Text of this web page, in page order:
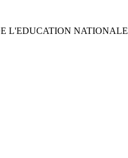
L'EDUCATION NATIONALE